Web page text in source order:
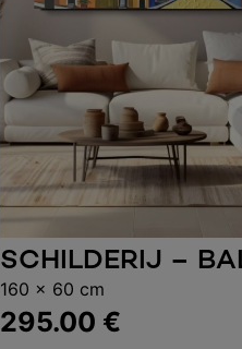
Toevoegen aan
SCHILDERIJ –
295.00 €
160 x 60 cm